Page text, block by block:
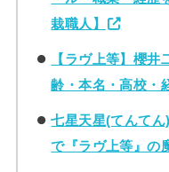
栽職人】
【ラヴ上等】櫻
齢・本名・高校・
七星天星(てんて
で『ラヴ上等』の